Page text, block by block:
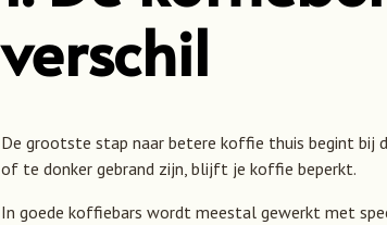
verschil
De grootste stap naar betere koffie thuis begint bij
of te donker gebrand zijn, blijft je koffie beperkt.
In goede koffiebars wordt meestal gewerkt met